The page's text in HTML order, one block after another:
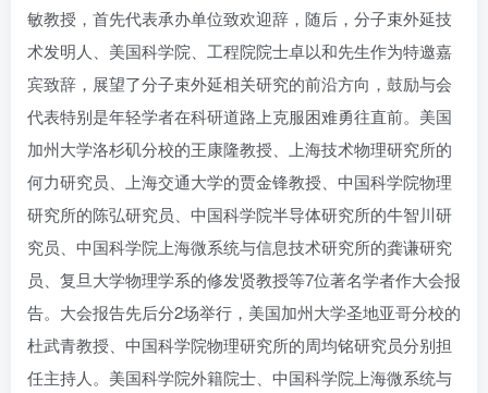
敏教授，首先代表承办单位致欢迎辞，随后，分子束外延技
术发明人、美国科学院、工程院院士卓以和先生作为特邀嘉
宾致辞，展望了分子束外延相关研究的前沿方向，鼓励与会
代表特别是年轻学者在科研道路上克服困难勇往直前。美国
加州大学洛杉矶分校的王康隆教授、上海技术物理研究所的
何力研究员、上海交通大学的贾金锋教授、中国科学院物理
研究所的陈弘研究员、中国科学院半导体研究所的牛智川研
究员、中国科学院上海微系统与信息技术研究所的龚谦研究
员、复旦大学物理学系的修发贤教授等7位著名学者作大会报
告。大会报告先后分2场举行，美国加州大学圣地亚哥分校的
杜武青教授、中国科学院物理研究所的周均铭研究员分别担
任主持人。美国科学院外籍院士、中国科学院上海微系统与